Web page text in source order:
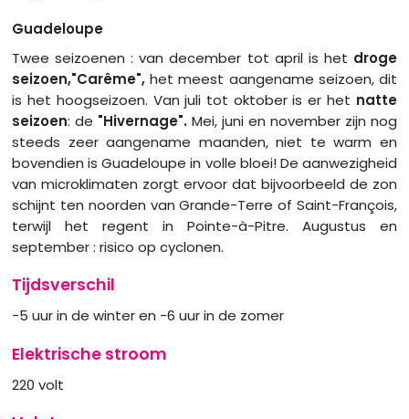
Guadeloupe
Twee seizoenen : van december tot april is het droge
seizoen,"Carême",het meest aangename seizoen, dit
is het hoogseizoen. Van juli tot oktober is er het natte
seizoen: de "Hivernage".Mei, juni en november zijn nog
steeds zeer aangename maanden, niet te warm en
bovendien is Guadeloupe in volle bloei! De aanwezigheid
van microklimaten zorgt ervoor dat bijvoorbeeld de zon
schijnt ten noorden van Grande-Terre of Saint-François,
terwijl het regent in Pointe-à-Pitre. Augustus en
september : risico op cyclonen.
Tijdsverschil
-5 uur in de winter en -6 uur in de zomer
Elektrische stroom
220 volt